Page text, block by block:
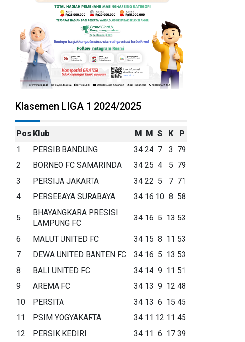
Klasemen LIGA 1 2024/2025
Pos Klub M M S K
P
1
PERSIB BANDUNG 34 24 7 3 79
2
BORNEO FC SAMARINDA 34 25 4 5 79
3
PERSIJA JAKARTA 34 22 5 7 71
4
PERSEBAYA SURABAYA 34 16 10 8 58
5
BHAYANGKARA PRESISI
LAMPUNG FC
34 16 5 13 53
6 MALUT UNITED FC 34 15 8 11 53
7
DEWA UNITED BANTEN FC 34 16 5 13 53
8
BALI UNITED FC 34 14 9 11 51
9
AREMA FC 34 13 9 12 48
10
PERSITA 34 13 6 15 45
11
PSIM YOGYAKARTA 34 11 12 11 45
12
PERSIK KEDIRI 34 11 6 17 39